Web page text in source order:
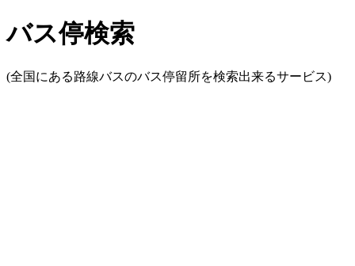
バス停検索
(全国にある路線バスのバス停留所を検索出来るサービス)